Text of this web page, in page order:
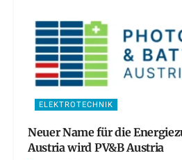
ELEKTROTECHNIK
Neuer Name für die
Austria wird PV&B Austria